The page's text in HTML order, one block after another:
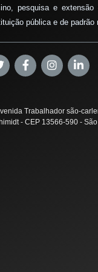
pesquisa e
pública e de padrão
Trabalhador são-
- CEP 13566-590 -